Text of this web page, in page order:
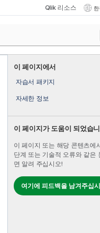
Qlik 리소스
이 페이지에서
자습서 패키지
자세한 정보
이 페이지가 도움이 되었습
이 페이지 또는 해당 콘텐츠에
단계 또는 기술적 오류와 같은
면 알려 주십시오!
여기에 피드백을 남겨주십